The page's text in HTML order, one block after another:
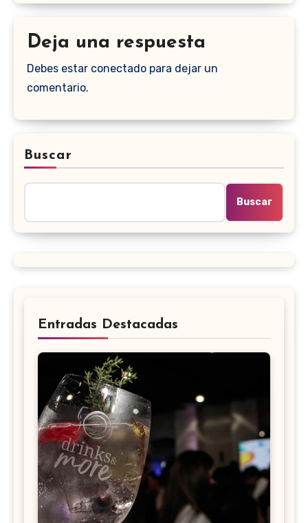
Deja una respuesta
Debes estar conectado para dejar un
comentario.
Buscar
Buscar
Entradas Destacadas